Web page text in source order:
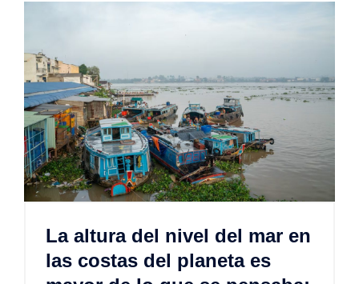
La altura del nivel del mar en
las costas del planeta es